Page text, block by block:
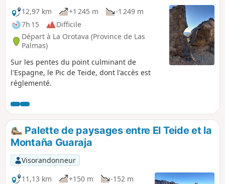
12,97 km
+1 245 m
-1 249 m
7h 15
Difficile
Départ à La Orotava (Province de Las
Palmas)
Sur les pentes du point culminant de
l'Espagne, le Pic de Teide, dont l'accès est
réglementé.
Palette de paysages entre El Teide et la
Montaña Guaraja
Visorandonneur
11,13 km
+150 m
-152 m